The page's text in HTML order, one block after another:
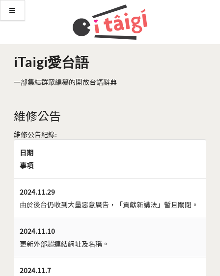
iTaigi愛台語
一部集結群眾編纂的開放台語辭典
維修公告
維修公告紀錄:
日期
事項
2024.11.29
由於後台仍收到大量惡意廣告，「貢獻新講法」暫且關閉。
2024.11.10
更新外部超連結網址及名稱。
2024.11.7